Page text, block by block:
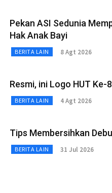
Pekan ASI Sedunia
Hak Anak Bayi
BERITA LAIN 8 Agt 2026
Resmi, ini Logo HUT Ke-
BERITA LAIN 4 Agt 2026
Tips Membersihkan
BERITA LAIN 31 Jul 2026